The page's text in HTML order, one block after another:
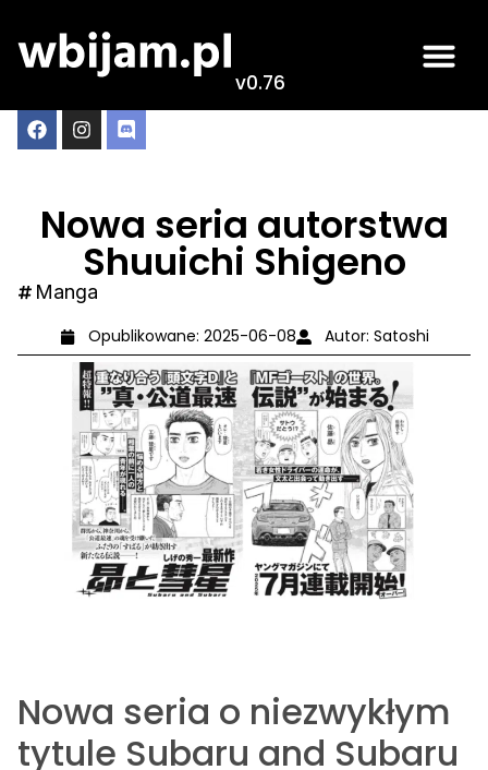
v0.76
Nowa seria autorstwa
Shuuichi Shigeno
Manga
Opublikowane: 2025-06-08 Autor: Satoshi
Nowa seria o niezwykłym
tytule Subaru and Subaru